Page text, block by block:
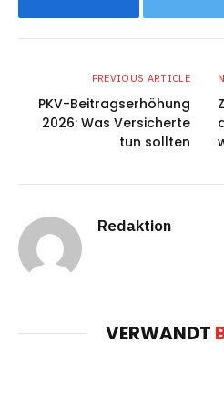
Facebook
PREVIOUS ARTICLE
PKV-Beitragserhöhung
2026: Was Versicherte
tun sollten
Redaktion
VERWANDT